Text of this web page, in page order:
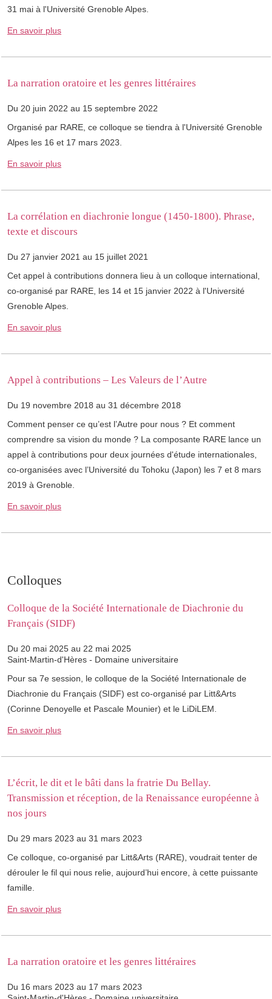
31 mai à l'Université Grenoble Alpes.
En savoir plus
La narration oratoire et les genres littéraires
Du 20 juin 2022 au 15 septembre 2022
Organisé par RARE, ce colloque se tiendra à l'Université Grenoble
Alpes les 16 et 17 mars 2023.
En savoir plus
La corrélation en diachronie longue (1450-1800). Phrase,
texte et discours
Du 27 janvier 2021 au 15 juillet 2021
Cet appel à contributions donnera lieu à un colloque international,
co-organisé par RARE, les 14 et 15 janvier 2022 à l'Université
Grenoble Alpes.
En savoir plus
Appel à contributions – Les Valeurs de l’Autre
Du 19 novembre 2018 au 31 décembre 2018
Comment penser ce qu’est l’Autre pour nous ? Et comment
comprendre sa vision du monde ? La composante RARE lance un
appel à contributions pour deux journées d'étude internationales,
co-organisées avec l’Université du Tohoku (Japon) les 7 et 8 mars
2019 à Grenoble.
En savoir plus
Colloques
Colloque de la Société Internationale de Diachronie du
Français (SIDF)
Du 20 mai 2025 au 22 mai 2025
Saint-Martin-d'Hères - Domaine universitaire
Pour sa 7e session, le colloque de la Société Internationale de
Diachronie du Français (SIDF) est co-organisé par Litt&Arts
(Corinne Denoyelle et Pascale Mounier) et le LiDiLEM.
En savoir plus
L’écrit, le dit et le bâti dans la fratrie Du Bellay.
Transmission et réception, de la Renaissance européenne à
nos jours
Du 29 mars 2023 au 31 mars 2023
Ce colloque, co-organisé par Litt&Arts (RARE), voudrait tenter de
dérouler le fil qui nous relie, aujourd’hui encore, à cette puissante
famille.
En savoir plus
La narration oratoire et les genres littéraires
Du 16 mars 2023 au 17 mars 2023